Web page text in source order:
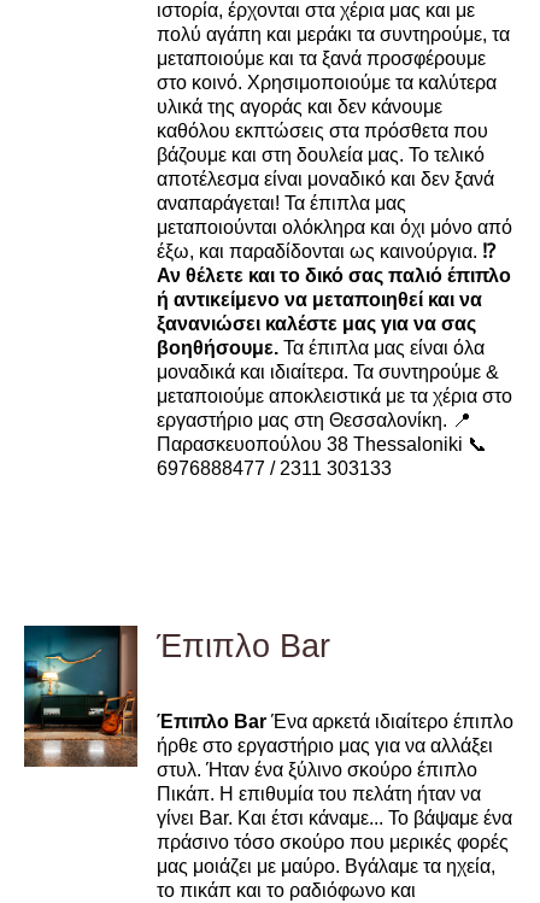
ιστορία, έρχονται στα χέρια μας και με
πολύ αγάπη και μεράκι τα συντηρούμε, τα
μεταποιούμε και τα ξανά προσφέρουμε
στο κοινό. Χρησιμοποιούμε τα καλύτερα
υλικά της αγοράς και δεν κάνουμε
καθόλου εκπτώσεις στα πρόσθετα που
βάζουμε και στη δουλεία μας. Το τελικό
αποτέλεσμα είναι μοναδικό και δεν ξανά
αναπαράγεται! Τα έπιπλα μας
μεταποιούνται ολόκληρα και όχι μόνο από
έξω, και παραδίδονται ως καινούργια. ⁉️
Αν θέλετε και το δικό σας παλιό έπιπλο
ή αντικείμενο να μεταποιηθεί και να
ξανανιώσει καλέστε μας για να σας
βοηθήσουμε.Τα έπιπλα μας είναι όλα
μοναδικά και ιδιαίτερα. Τα συντηρούμε &
μεταποιούμε αποκλειστικά με τα χέρια στο
εργαστήριο μας στη Θεσσαλονίκη. 📍
Παρασκευοπούλου 38 Thessaloniki 📞
6976888477 / 2311 303133
DETAILS
Έπιπλο Bar
Έπιπλο Bar Ένα αρκετά ιδιαίτερο έπιπλο
ήρθε στο εργαστήριο μας για να αλλάξει
στυλ. Ήταν ένα ξύλινο σκούρο έπιπλο
Πικάπ. Η επιθυμία του πελάτη ήταν να
γίνει Bar. Και έτσι κάναμε... Το βάψαμε ένα
πράσινο τόσο σκούρο που μερικές φορές
μας μοιάζει με μαύρο. Βγάλαμε τα ηχεία,
το πικάπ και το ραδιόφωνο και